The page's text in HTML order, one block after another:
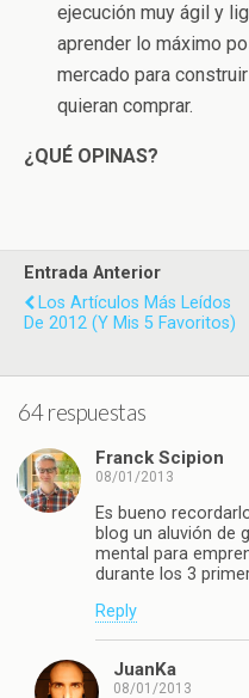
ejecución muy ágil y
aprender lo máximo
mercado para
quieran comprar.
¿QUÉ OPINAS?
Entrada Anterior
Los Artículos Más Leídos
De 2012 (y Mis 5 Favoritos)
64 respuestas
Franck Scipion
08/01/2013
Es bueno
blog un aluvión de
mental para
durante los 3
Reply
JuanKa
08/01/2013